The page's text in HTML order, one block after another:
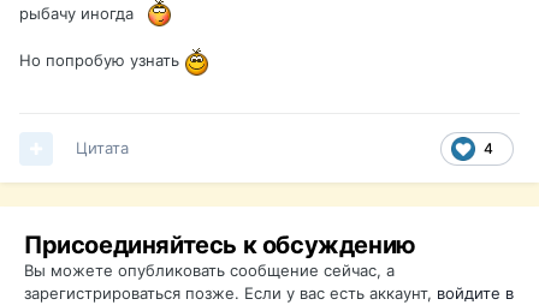
рыбачу иногда
Но попробую узнать
4
Цитата
Присоединяйтесь к обсуждению
Вы можете опубликовать сообщение сейчас, а
зарегистрироваться позже. Если у вас есть аккаунт, войдите в